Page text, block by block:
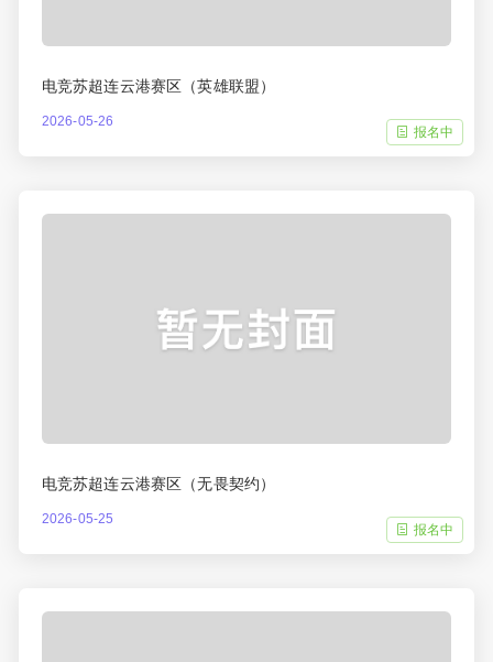
电竞苏超连云港赛区（英雄联盟）
2026-05-26
报名中
电竞苏超连云港赛区（无畏契约）
2026-05-25
报名中